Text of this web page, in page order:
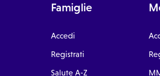
Famiglie
Accedi
Registrati
Salute A-Z